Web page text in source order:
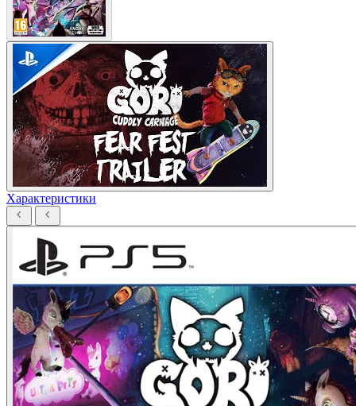
Характеристики